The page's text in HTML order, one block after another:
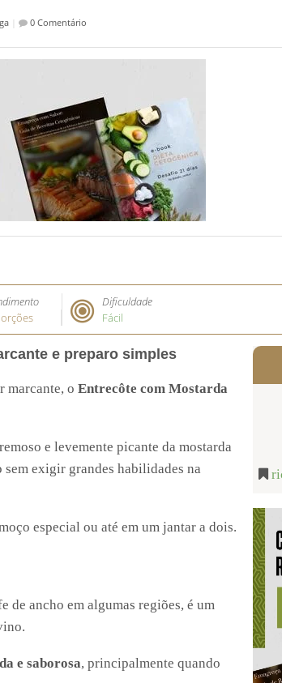
0 Comentário
Dificuldade
Fácil
e preparo simples
marcante, o Entrecôte com Mostarda
e levemente picante da mostarda
sem exigir grandes habilidades na
especial ou até em um jantar a dois.
de ancho em algumas regiões, é um
e saborosa, principalmente quando